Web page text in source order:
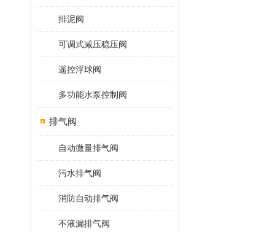
排泥阀
可调式减压稳压阀
遥控浮球阀
多功能水泵控制阀
排气阀
自动微量排气阀
污水排气阀
消防自动排气阀
不液漏排气阀